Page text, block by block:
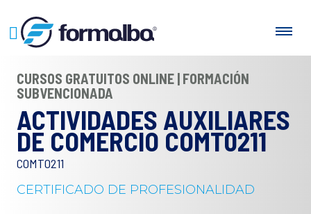
CURSOS GRATUITOS ONLINE | FORMACIÓN
SUBVENCIONADA
ACTIVIDADES AUXILIARES
DE COMERCIO COMT0211
COMT0211
CERTIFICADO DE PROFESIONALIDAD